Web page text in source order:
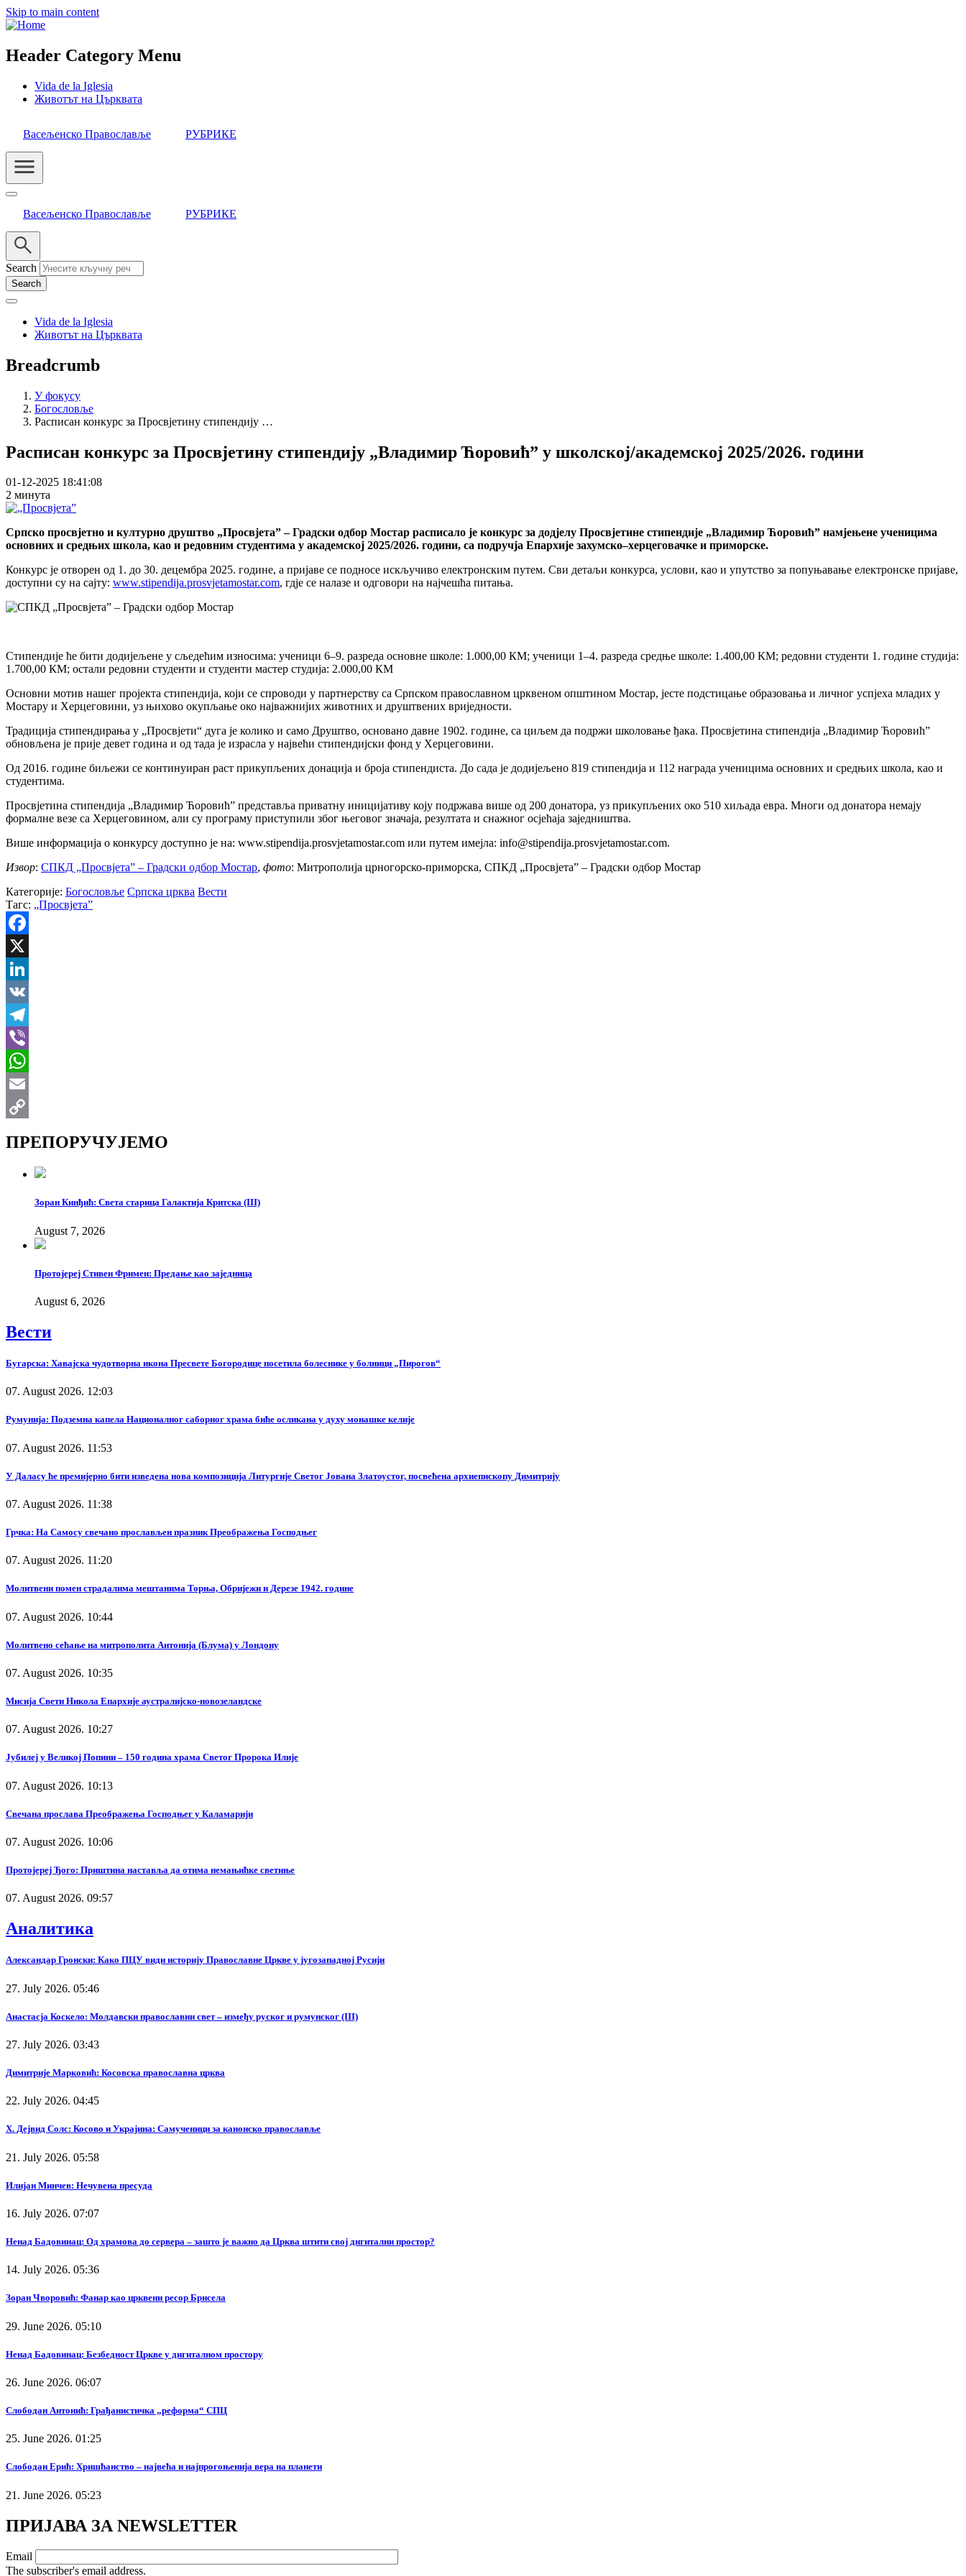
Skip to main content
Header Category Menu
Vida de la Iglesia
Животът на Църквата
Васељенско Православље РУБРИКЕ
Васељенско Православље РУБРИКЕ
Search
Vida de la Iglesia
Животът на Църквата
Breadcrumb
У фокусу
Богословље
Расписан конкурс за Просвјетину стипендију …
Расписан конкурс за Просвјетину стипендију „Владимир Ћоровић” у школској/академској 2025/2026. години
01-12-2025 18:41:08
2 минута
Српско просвјетно и културно друштво „Просвјета” – Градски одбор Мостар расписало је конкурс за додјелу Просвјетине стипендије „Владимир Ћоровић” намјењене ученицима
основних и средњих школа, као и редовним студентима у академској 2025/2026. години, са подручја Епархије захумско–херцеговачке и приморске.
Конкурс је отворен од 1. до 30. децембра 2025. године, а пријаве се подносе искључиво електронским путем. Сви детаљи конкурса, услови, као и упутство за попуњавање електронске пријаве,
доступни су на сајту: www.stipendija.prosvjetamostar.com, гдје се налазе и одговори на најчешћа питања.
Стипендије ће бити додијељене у сљедећим износима: ученици 6–9. разреда основне школе: 1.000,00 КМ; ученици 1–4. разреда средње школе: 1.400,00 КМ; редовни студенти 1. године студија:
1.700,00 КМ; остали редовни студенти и студенти мастер студија: 2.000,00 КМ
Основни мотив нашег пројекта стипендија, који се спроводи у партнерству са Српском православном црквеном општином Мостар, јесте подстицање образовања и личног успјеха младих у
Мостару и Херцеговини, уз њихово окупљање око најважнијих животних и друштвених вриједности.
Традиција стипендирања у „Просвјети“ дуга је колико и само Друштво, основано давне 1902. године, са циљем да подржи школовање ђака. Просвјетина стипендија „Владимир Ћоровић”
обновљена је прије девет година и од тада је израсла у највећи стипендијски фонд у Херцеговини.
Од 2016. године биљежи се континуиран раст прикупљених донација и броја стипендиста. До сада је додијељено 819 стипендија и 112 награда ученицима основних и средњих школа, као и
студентима.
Просвјетина стипендија „Владимир Ћоровић” представља приватну иницијативу коју подржава више од 200 донатора, уз прикупљених око 510 хиљада евра. Многи од донатора немају
формалне везе са Херцеговином, али су програму приступили због његовог значаја, резултата и снажног осјећаја заједништва.
Више информација о конкурсу доступно је на: www.stipendija.prosvjetamostar.com или путем имејла: info@stipendija.prosvjetamostar.com.
Извор: СПКД „Просвјета” – Градски одбор Мостар, фото: Митрополија црногорско-приморска, СПКД „Просвјета” – Градски одбор Мостар
Категорије: Богословље Српска црква Вести
Тагс: „Просвјета”
Facebook
X
LinkedIn
VK
Telegram
Viber
WhatsApp
Email
ПРЕПОРУЧУЈЕМО
Зоран Кинђић: Света старица Галактија Критска (III)
August 7, 2026
Протојереј Стивен Фримен: Предање као заједница
August 6, 2026
Вести
Бугарска: Хавајска чудотворна икона Пресвете Богородице посетила болеснике у болници „Пирогов“
07. August 2026. 12:03
Румунија: Подземна капела Националног саборног храма биће осликана у духу монашке келије
07. August 2026. 11:53
У Даласу ће премијерно бити изведена нова композиција Литургије Светог Јована Златоустог, посвећена архиепископу Димитрију
07. August 2026. 11:38
Грчка: На Самосу свечано прослављен празник Преображења Господњег
07. August 2026. 11:20
Молитвени помен страдалима мештанима Торња, Обријежи и Дерезе 1942. године
07. August 2026. 10:44
Молитвено сећање на митрополита Антонија (Блума) у Лондону
07. August 2026. 10:35
Мисија Свети Никола Епархије аустралијско-новозеландске
07. August 2026. 10:27
Јубилеј у Великој Попини – 150 година храма Светог Пророка Илије
07. August 2026. 10:13
Свечана прослава Преображења Господњег у Каламарији
07. August 2026. 10:06
Протојереј Ђого: Приштина наставља да отима немањићке светиње
07. August 2026. 09:57
Аналитика
Александар Гронски: Како ПЦУ види историју Православне Цркве у југозападној Русији
27. July 2026. 05:46
Анастасја Коскело: Молдавски православни свет – између руског и румунског (III)
27. July 2026. 03:43
Димитрије Марковић: Косовска православна црква
22. July 2026. 04:45
Х. Дејвид Солс: Косово и Украјина: Самученици за канонско православље
21. July 2026. 05:58
Илијан Минчев: Нечувена пресуда
16. July 2026. 07:07
Ненад Бадовинац: Од храмова до сервера – зашто је важно да Црква штити свој дигитални простор?
14. July 2026. 05:36
Зоран Чворовић: Фанар као црквени ресор Брисела
29. June 2026. 05:10
Ненад Бадовинац: Безбедност Цркве у дигиталном простору
26. June 2026. 06:07
Слободан Антонић: Грађанистичка „реформа“ СПЦ
25. June 2026. 01:25
Слободан Ерић: Хришћанство – највећа и најпрогоњенија вера на планети
21. June 2026. 05:23
ПРИЈАВА ЗА NEWSLETTER
Email
The subscriber's email address.